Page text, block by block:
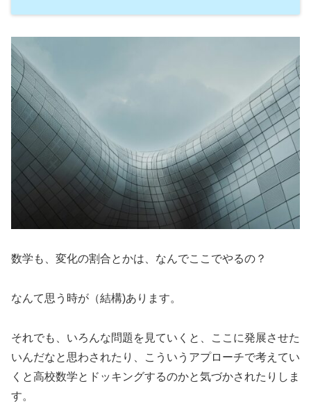
数学も、変化の割合とかは、なんでここでやるの？
なんて思う時が（結構)あります。
それでも、いろんな問題を見ていくと、ここに発展させた
いんだなと思わされたり、こういうアプローチで考えてい
くと高校数学とドッキングするのかと気づかされたりしま
す。